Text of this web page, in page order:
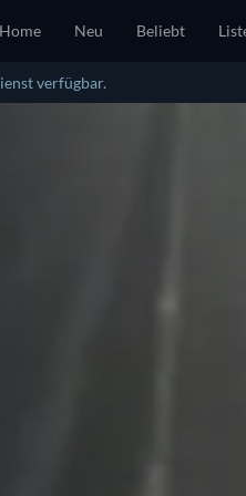
Home Neu Beliebt
verfügbar.